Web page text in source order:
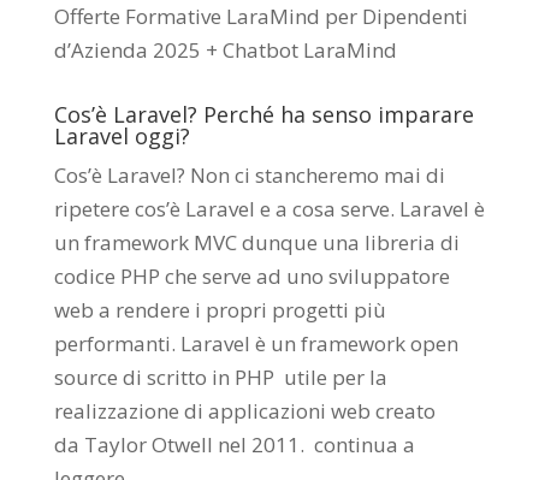
Offerte Formative LaraMind per Dipendenti
d’Azienda 2025 + Chatbot LaraMind
Cos’è Laravel? Perché ha senso imparare
Laravel oggi?
Cos’è Laravel? Non ci stancheremo mai di
ripetere cos’è Laravel e a cosa serve. Laravel è
un framework MVC dunque una libreria di
codice PHP che serve ad uno sviluppatore
web a rendere i propri progetti più
performanti. Laravel è un framework open
source di scritto in PHP utile per la
realizzazione di applicazioni web creato
da Taylor Otwell nel 2011. continua a